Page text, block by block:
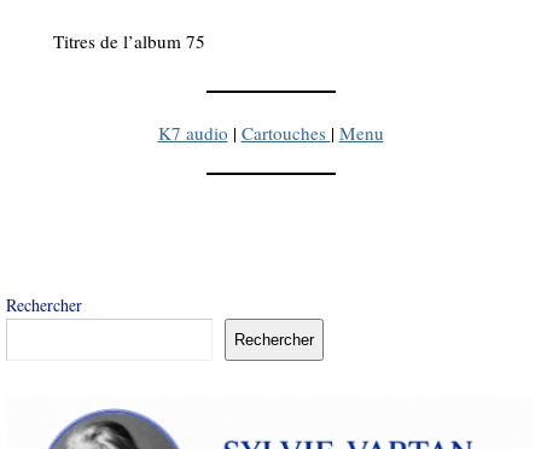
Titres de l’album 75
K7 audio | Cartouches | Menu
Rechercher
Rechercher